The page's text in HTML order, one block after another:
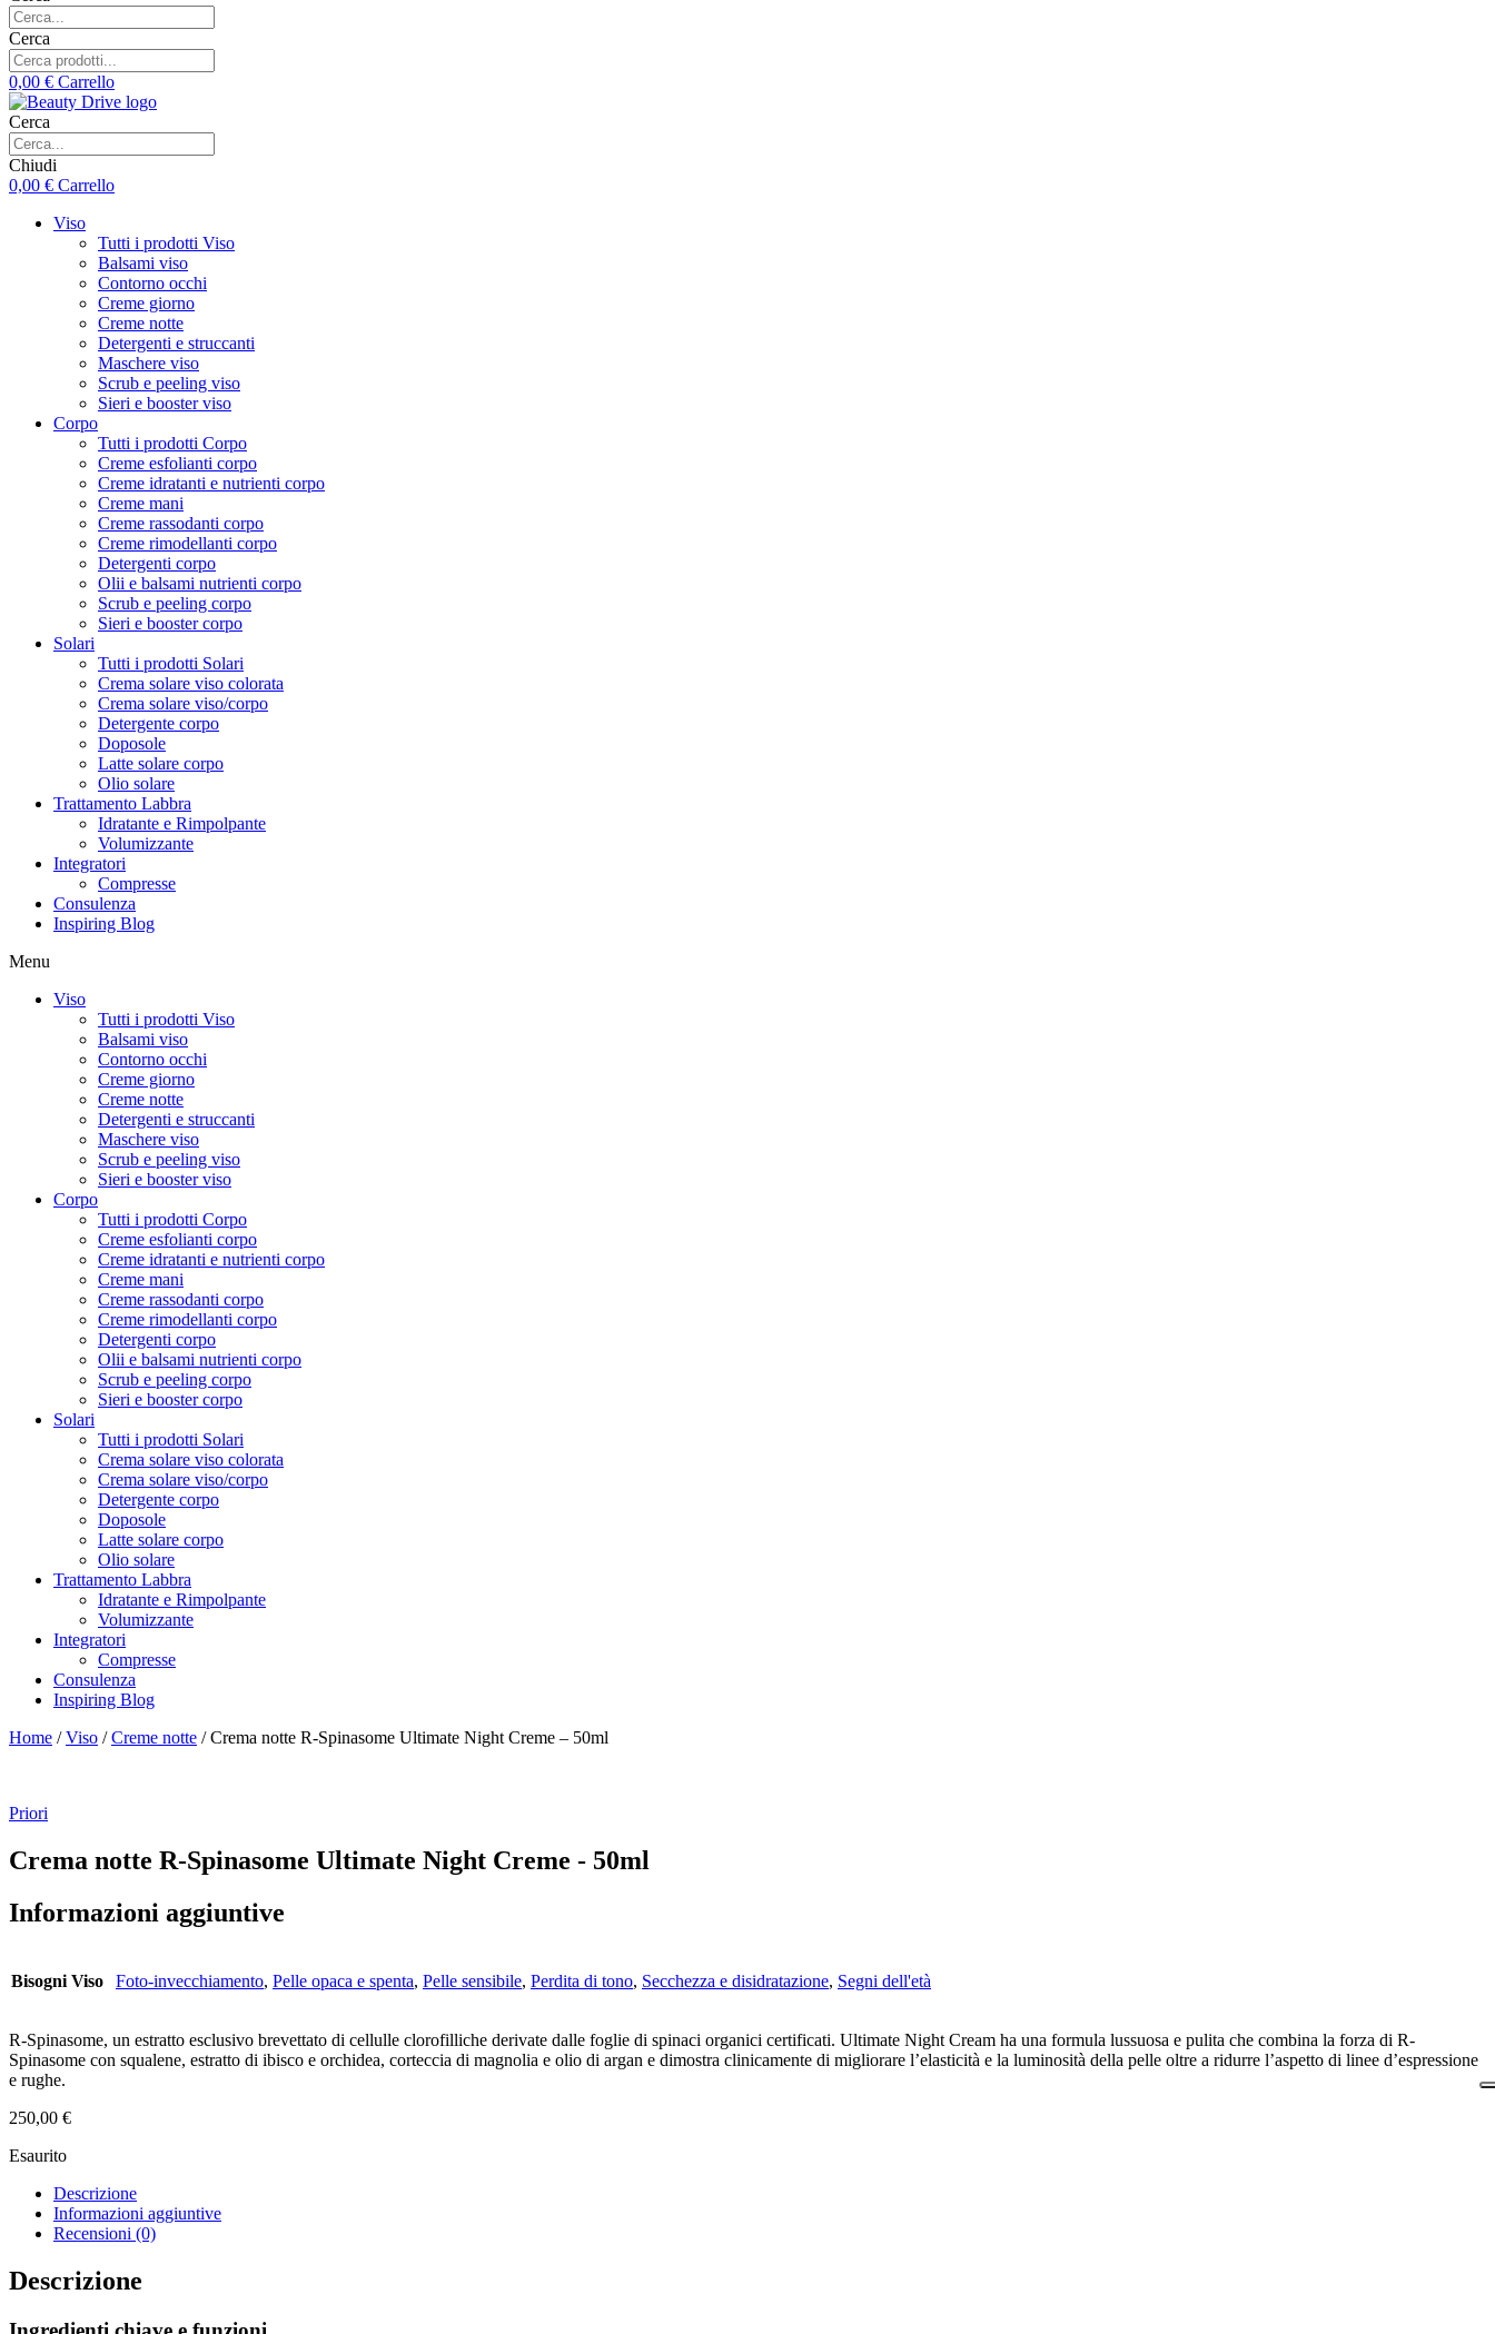
Cerca
0,00 € Carrello
Cerca
Chiudi
0,00 € Carrello
Viso
Tutti i prodotti Viso
Balsami viso
Contorno occhi
Creme giorno
Creme notte
Detergenti e struccanti
Maschere viso
Scrub e peeling viso
Sieri e booster viso
Corpo
Tutti i prodotti Corpo
Creme esfolianti corpo
Creme idratanti e nutrienti corpo
Creme mani
Creme rassodanti corpo
Creme rimodellanti corpo
Detergenti corpo
Olii e balsami nutrienti corpo
Scrub e peeling corpo
Sieri e booster corpo
Solari
Tutti i prodotti Solari
Crema solare viso colorata
Crema solare viso/corpo
Detergente corpo
Doposole
Latte solare corpo
Olio solare
Trattamento Labbra
Idratante e Rimpolpante
Volumizzante
Integratori
Compresse
Consulenza
Inspiring Blog
Menu
Viso
Tutti i prodotti Viso
Balsami viso
Contorno occhi
Creme giorno
Creme notte
Detergenti e struccanti
Maschere viso
Scrub e peeling viso
Sieri e booster viso
Corpo
Tutti i prodotti Corpo
Creme esfolianti corpo
Creme idratanti e nutrienti corpo
Creme mani
Creme rassodanti corpo
Creme rimodellanti corpo
Detergenti corpo
Olii e balsami nutrienti corpo
Scrub e peeling corpo
Sieri e booster corpo
Solari
Tutti i prodotti Solari
Crema solare viso colorata
Crema solare viso/corpo
Detergente corpo
Doposole
Latte solare corpo
Olio solare
Trattamento Labbra
Idratante e Rimpolpante
Volumizzante
Integratori
Compresse
Consulenza
Inspiring Blog
Home /Viso /Creme notte / Crema notte R-Spinasome Ultimate Night Creme – 50ml
Priori
Crema notte R-Spinasome Ultimate Night Creme - 50ml
Informazioni aggiuntive
Bisogni Viso Foto-invecchiamento, Pelle opaca e spenta, Pelle sensibile, Perdita di tono, Secchezza e disidratazione, Segni dell'età
R-Spinasome, un estratto esclusivo brevettato di cellulle clorofilliche derivate dalle foglie di spinaci organici certificati. Ultimate Night Cream ha una formula lussuosa e pulita che combina la forza di R-
Spinasome con squalene, estratto di ibisco e orchidea, corteccia di magnolia e olio di argan e dimostra clinicamente di migliorare l’elasticità e la luminosità della pelle oltre a ridurre l’aspetto di linee d’espressione
e rughe.
250,00 €
Esaurito
Descrizione
Informazioni aggiuntive
Recensioni (0)
Descrizione